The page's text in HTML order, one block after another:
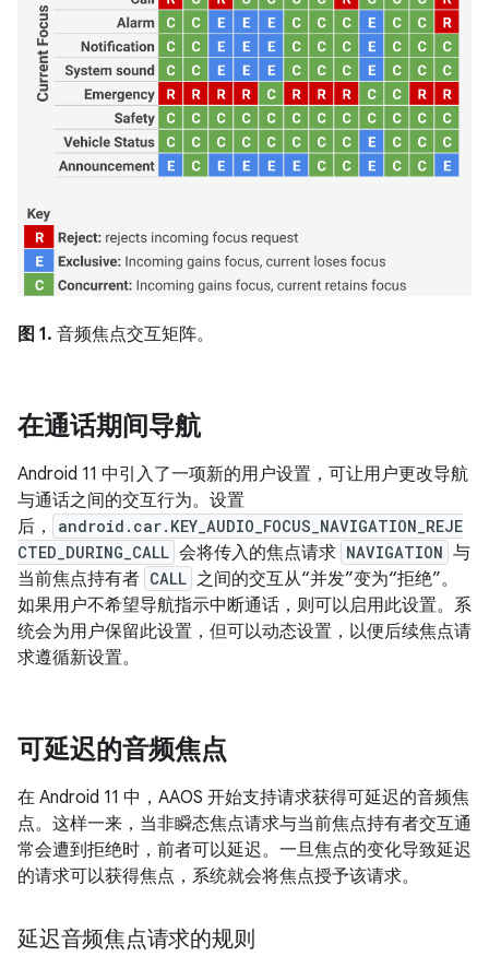
图 1. 音频焦点交互矩阵。
在通话期间导航
Android 11 中引入了一项新的用户设置，可让用户更改导航
与通话之间的交互行为。设置
后，
android.car.KEY_AUDIO_FOCUS_NAVIGATION_REJE
CTED_DURING_CALL 会将传入的焦点请求 NAVIGATION 与
当前焦点持有者 CALL 之间的交互从“并发”变为“拒绝”。
如果用户不希望导航指示中断通话，则可以启用此设置。系
统会为用户保留此设置，但可以动态设置，以便后续焦点请
求遵循新设置。
可延迟的音频焦点
在 Android 11 中，AAOS 开始支持请求获得可延迟的音频焦
点。 这样一来，当非瞬态焦点请求与当前焦点持有者交互通
常会遭到拒绝时，前者可以延迟。一旦焦点的变化导致延迟
的请求可以获得焦点，系统就会将焦点授予该请求。
延迟音频焦点请求的规则